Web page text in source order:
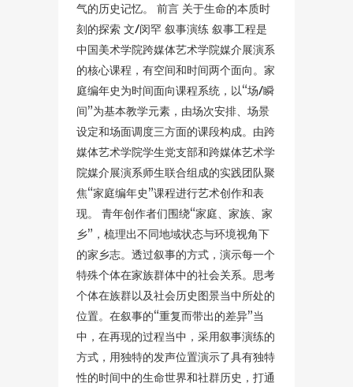
气的历史记忆。 前言 关于生命的本质时
刻的探索 文/闵罕 叙事演练 叙事工程是
中国美术学院跨媒体艺术学院媒介展演系
的核心课程，有空间和时间两个面向。家
庭编年史为时间面向课程系统，以“场/瞬
间”为基本教学元素，由场次安排、场景
设定和场面调度三方面的课段构成。由跨
媒体艺术学院学生党支部和跨媒体艺术学
院媒介展演系师生联合组成的实践团队聚
焦“家庭编年史”课程进行艺术创作和表
现。 青年创作者们围绕“家庭、家族、家
乡”，梳理出不同地域状态与环境视角下
的家乡志。透过叙事的方式，演示每一个
特殊个体在家族群体中的社会关系。思考
个体在族群以及社会历史图景当中所处的
位置。在叙事的“重复而带出的差异”当
中，在再现的过程当中，采用叙事演练的
方式，用独特的发声位置演示了具有独特
性的时间中的生命世界和社群历史，打通